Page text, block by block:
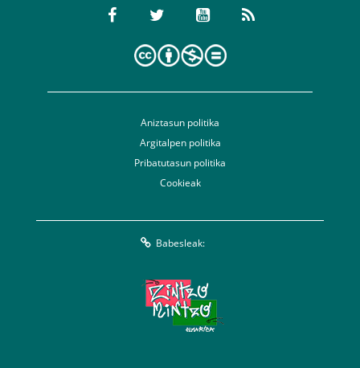
Aniztasun politika
Argitalpen politika
Pribatutasun politika
Cookieak
Babesleak: